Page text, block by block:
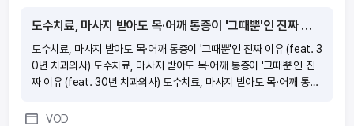
도수치료, 마사지 받아도 목·어깨 통증이 '그때뿐'인 진짜 이유 (feat. 30년 치과의사)
도수치료, 마사지 받아도 목·어깨 통증이 '그때뿐'인 진짜 이유 (feat. 3
0년 치과의사) 도수치료, 마사지 받아도 목·어깨 통증이 '그때뿐'인 진
짜 이유 (feat. 30년 치과의사) 도수치료, 마사지 받아도 목·어깨 통증
도 목·어깨 통증이 '그때뿐'인 진짜 이유 (feat. 30년 치과의사)
VOD